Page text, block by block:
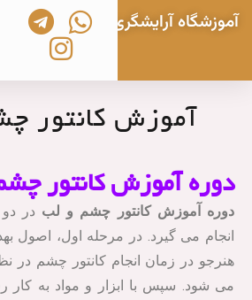
آموزشگاه آرایشگری زنانه بانو هنگامه
آموزش کانتور
دوره آموزش کانتور
دوره آموزش کانتور چشم و لب در
انجام می گیرد. در مرحله اول، اصول
هنرجو در زمان انجام کانتور چشم در
می شود. سپس با ابزار و مواد به کار